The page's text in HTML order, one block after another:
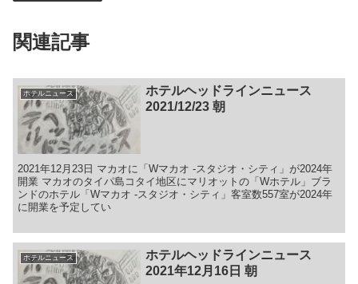
関連記事
ホテルニュース
ホテルヘッドラインニュース
2021/12/23 朝
2021年12月23日 マカオに「Wマカオ -スタジオ・シティ」が2024年
開業 マカオのタイパ島コタイ地区にマリオットの「Wホテル」ブラ
ンドのホテル「Wマカオ -スタジオ・シティ」客室数557室が2024年
に開業を予定してい
ホテルニュース
ホテルヘッドラインニュース
2021年12月16日 朝